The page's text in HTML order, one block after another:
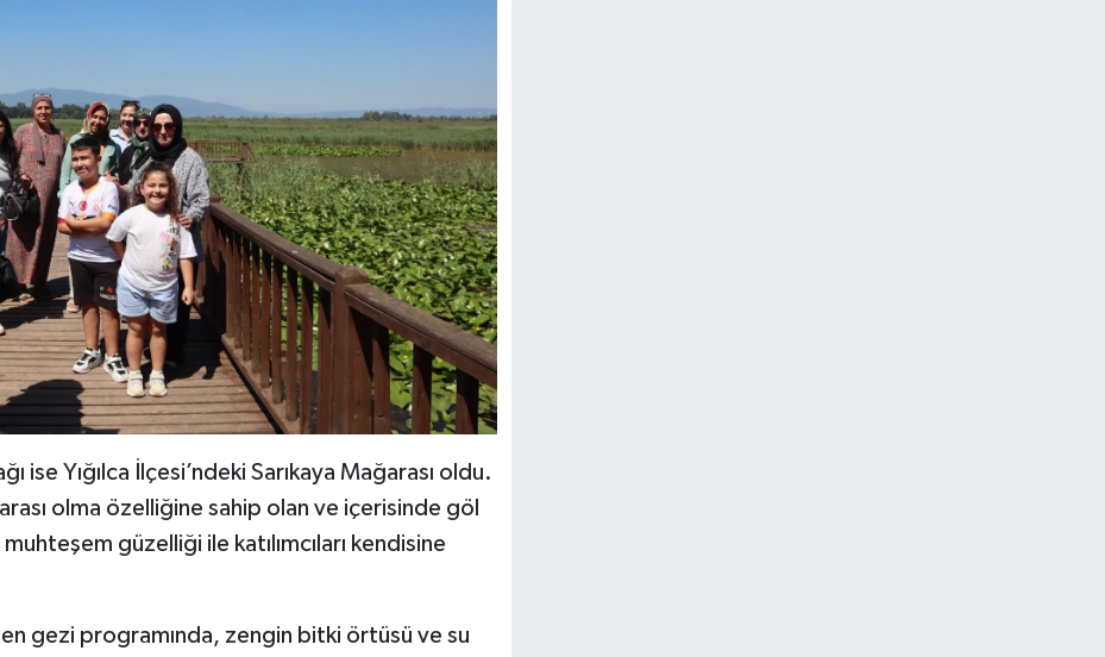
ise Yığılca İlçesi’ndeki Sarıkaya Mağarası oldu.
olma özelliğine sahip olan ve içerisinde göl
güzelliği ile katılımcıları kendisine
gezi programında, zengin bitki örtüsü ve su